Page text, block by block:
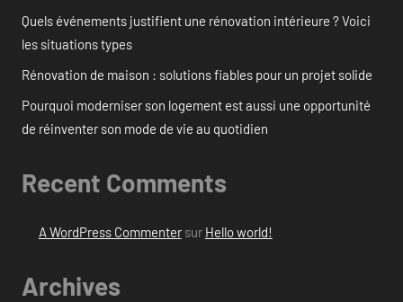
Quels événements justifient une rénovation intérieure ? Voici
les situations types
Rénovation de maison : solutions fiables pour un projet solide
Pourquoi moderniser son logement est aussi une opportunité
de réinventer son mode de vie au quotidien
Recent Comments
A WordPress Commentersur Hello world!
Archives